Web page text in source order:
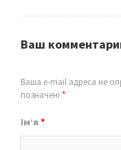
Ваш
Ваша e-mail адреса не
позначені *
Ім’я *